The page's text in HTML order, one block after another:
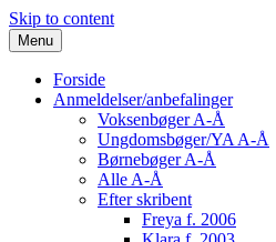
Skip to content
Menu
Forside
Anmeldelser/anbefalinger
Voksenbøger A-Å
Ungdomsbøger/YA A-Å
Børnebøger A-Å
Alle A-Å
Efter skribent
Freya f. 2006